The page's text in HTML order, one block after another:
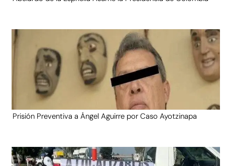
Prisión Preventiva a Ángel Aguirre por Caso Ayotzinapa